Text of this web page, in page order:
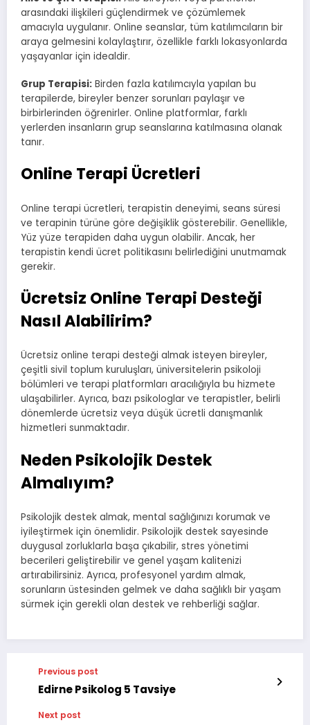
arasındaki ilişkileri güçlendirmek ve çözümlemek
amacıyla uygulanır. Online seanslar, tüm katılımcıların bir
araya gelmesini kolaylaştırır, özellikle farklı lokasyonlarda
yaşayanlar için idealdir.
Grup Terapisi: Birden fazla katılımcıyla yapılan bu
terapilerde, bireyler benzer sorunları paylaşır ve
birbirlerinden öğrenirler. Online platformlar, farklı
yerlerden insanların grup seanslarına katılmasına olanak
tanır.
Online Terapi Ücretleri
Online terapi ücretleri, terapistin deneyimi, seans süresi
ve terapinin türüne göre değişiklik gösterebilir. Genellikle,
Yüz yüze terapiden daha uygun olabilir. Ancak, her
terapistin kendi ücret politikasını belirlediğini unutmamak
gerekir.
Ücretsiz Online Terapi Desteği
Nasıl Alabilirim?
Ücretsiz online terapi desteği almak isteyen bireyler,
çeşitli sivil toplum kuruluşları, üniversitelerin psikoloji
bölümleri ve terapi platformları aracılığıyla bu hizmete
ulaşabilirler. Ayrıca, bazı psikologlar ve terapistler, belirli
dönemlerde ücretsiz veya düşük ücretli danışmanlık
hizmetleri sunmaktadır.
Neden Psikolojik Destek
Almalıyım?
Psikolojik destek almak, mental sağlığınızı korumak ve
iyileştirmek için önemlidir. Psikolojik destek sayesinde
duygusal zorluklarla başa çıkabilir, stres yönetimi
becerileri geliştirebilir ve genel yaşam kalitenizi
artırabilirsiniz. Ayrıca, profesyonel yardım almak,
sorunların üstesinden gelmek ve daha sağlıklı bir yaşam
sürmek için gerekli olan destek ve rehberliği sağlar.
Previous post
Edirne Psikolog 5 Tavsiye
Next post